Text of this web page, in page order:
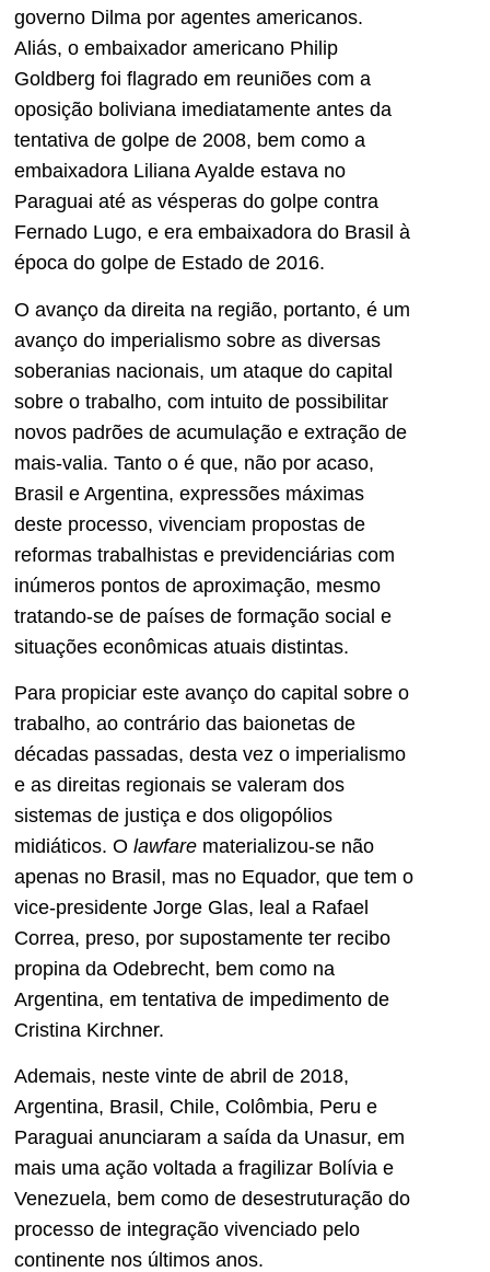
governo Dilma por agentes americanos.
Aliás, o embaixador americano Philip
Goldberg foi flagrado em reuniões com a
oposição boliviana imediatamente antes da
tentativa de golpe de 2008, bem como a
embaixadora Liliana Ayalde estava no
Paraguai até as vésperas do golpe contra
Fernado Lugo, e era embaixadora do Brasil à
época do golpe de Estado de 2016.
O avanço da direita na região, portanto, é um
avanço do imperialismo sobre as diversas
soberanias nacionais, um ataque do capital
sobre o trabalho, com intuito de possibilitar
novos padrões de acumulação e extração de
mais-valia. Tanto o é que, não por acaso,
Brasil e Argentina, expressões máximas
deste processo, vivenciam propostas de
reformas trabalhistas e previdenciárias com
inúmeros pontos de aproximação, mesmo
tratando-se de países de formação social e
situações econômicas atuais distintas.
Para propiciar este avanço do capital sobre o
trabalho, ao contrário das baionetas de
décadas passadas, desta vez o imperialismo
e as direitas regionais se valeram dos
sistemas de justiça e dos oligopólios
midiáticos. O lawfare materializou-se não
apenas no Brasil, mas no Equador, que tem o
vice-presidente Jorge Glas, leal a Rafael
Correa, preso, por supostamente ter recibo
propina da Odebrecht, bem como na
Argentina, em tentativa de impedimento de
Cristina Kirchner.
Ademais, neste vinte de abril de 2018,
Argentina, Brasil, Chile, Colômbia, Peru e
Paraguai anunciaram a saída da Unasur, em
mais uma ação voltada a fragilizar Bolívia e
Venezuela, bem como de desestruturação do
processo de integração vivenciado pelo
continente nos últimos anos.